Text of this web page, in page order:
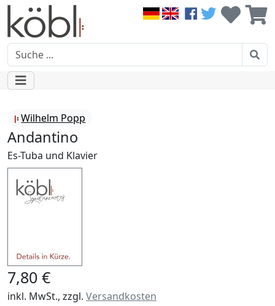
Wilhelm Popp
Andantino
Es-Tuba und Klavier
7,80 €
inkl. MwSt., zzgl. Versandkosten